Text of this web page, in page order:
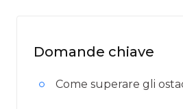
Domande chiave
Come superare gli